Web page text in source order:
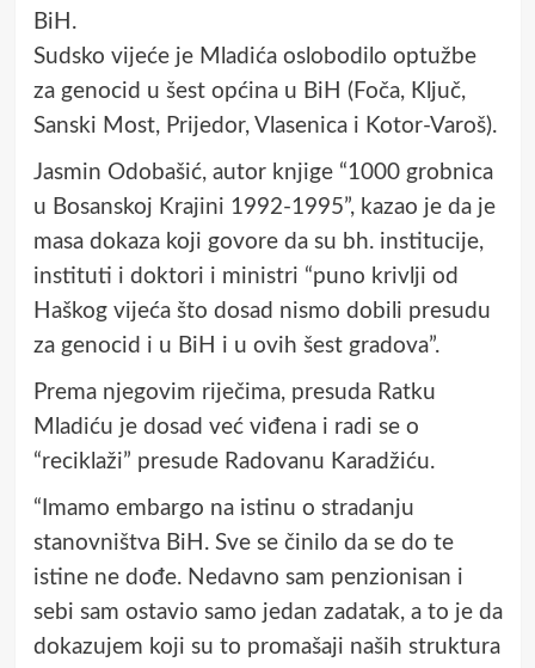
BiH.
Sudsko vijeće je Mladića oslobodilo optužbe
za genocid u šest općina u BiH (Foča, Ključ,
Sanski Most, Prijedor, Vlasenica i Kotor-Varoš).
Jasmin Odobašić, autor knjige “1000 grobnica
u Bosanskoj Krajini 1992-1995”, kazao je da je
masa dokaza koji govore da su bh. institucije,
instituti i doktori i ministri “puno krivlji od
Haškog vijeća što dosad nismo dobili presudu
za genocid i u BiH i u ovih šest gradova”.
Prema njegovim riječima, presuda Ratku
Mladiću je dosad već viđena i radi se o
“reciklaži” presude Radovanu Karadžiću.
“Imamo embargo na istinu o stradanju
stanovništva BiH. Sve se činilo da se do te
istine ne dođe. Nedavno sam penzionisan i
sebi sam ostavio samo jedan zadatak, a to je da
dokazujem koji su to promašaji naših struktura